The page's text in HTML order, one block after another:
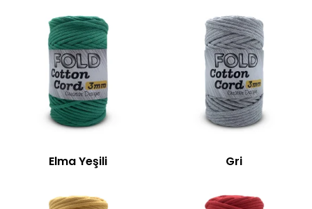
Elma Yeşili Gri